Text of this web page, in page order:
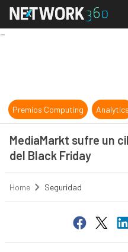
Premios Computing Analytics
MediaMarkt sufre un
del Black Friday
Home Seguridad